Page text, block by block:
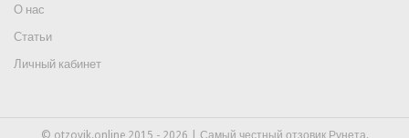
О нас
Статьи
Личный кабинет